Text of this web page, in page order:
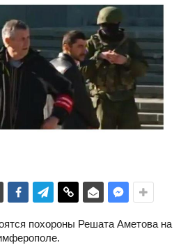
похороны Решата Аметова на